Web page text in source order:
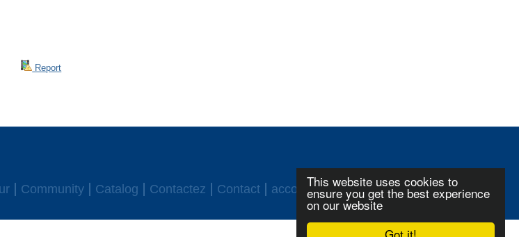
This website uses cookies to
ensure you get the best experience
on our website
Report
Community Catalog Contactez Contact accord ASF Login